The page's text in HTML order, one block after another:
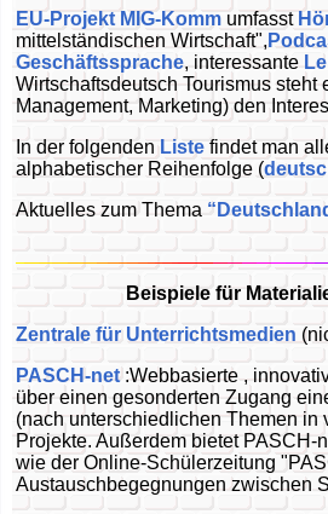
EU-Projekt MIG-Komm umfasst
mittelständischen Wirtschaft",
Geschäftssprache, interessante
Wirtschaftsdeutsch Tourismus steht
Management, Marketing) den
In der folgenden Liste findet man
alphabetischer Reihenfolge (
Aktuelles zum Thema
Beispiele für
Zentrale für Unterrichtsmedien
PASCH-net:Webbasierte ,
über einen gesonderten Zugang
(nach unterschiedlichen Themen
Projekte. Außerdem bietet PASCH-
wie der Online-Schülerzeitung
Austauschbegegnungen zwischen